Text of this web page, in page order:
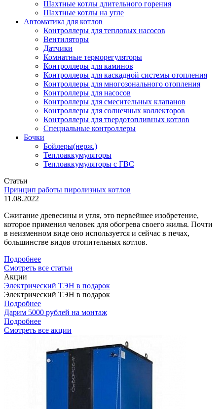
Шахтные котлы длительного горения
Шахтные котлы на угле
Автоматика для котлов
Контроллеры для тепловых насосов
Вентиляторы
Датчики
Комнатные терморегуляторы
Контроллеры для каминов
Контроллеры для каскадной системы отопления
Контроллеры для многозонального отопления
Контроллеры для насосов
Контроллеры для смесительных клапанов
Контроллеры для солнечных коллекторов
Контроллеры для твердотопливных котлов
Специальные контроллеры
Бочки
Бойлеры(нерж.)
Теплоаккумуляторы
Теплоаккумуляторы с ГВС
Статьи
Принцип работы пиролизных котлов
11.08.2022
Сжигание древесины и угля, это первейшее изобретение,
которое применил человек для обогрева своего жилья. Почти
в неизменном виде оно используется и сейчас в печах,
большинстве видов отопительных котлов.
Подробнее
Смотреть все статьи
Акции
Электрический ТЭН в подарок
Электрический ТЭН в подарок
Подробнее
Дарим 5000 рублей на монтаж
Подробнее
Смотреть все акции